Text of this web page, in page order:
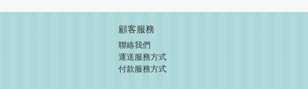
顧客服務
聯絡我們
運送服務方式
付款服務方式